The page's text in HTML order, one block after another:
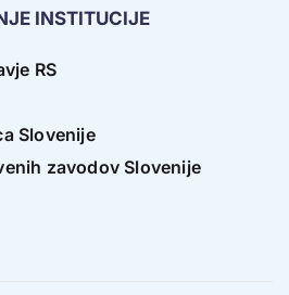
INSTITUCIJE
RS
Slovenije
zavodov Slovenije